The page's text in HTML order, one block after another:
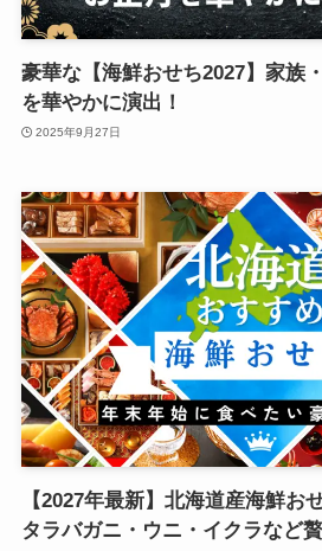
豪華な【海鮮おせち2027】家族
を華やかに演出！
2025年9月27日
【2027年最新】北海道産海鮮お
タラバガニ・ウニ・イクラなど